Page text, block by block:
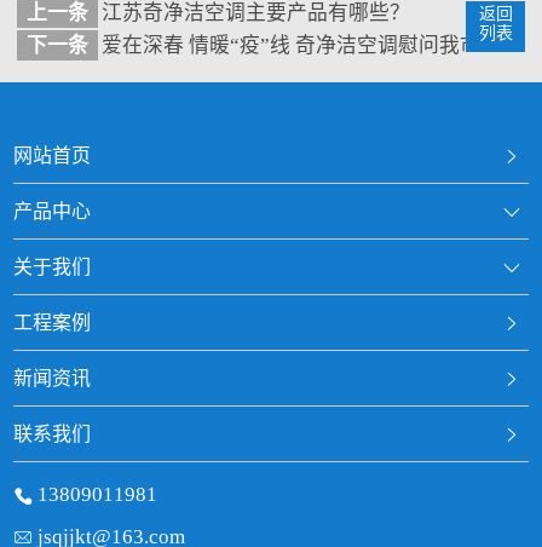
返回
列表
上一条
江苏奇净洁空调主要产品有哪些？
下一条
爱在深春 情暖“疫”线 奇净洁空调慰问我市抗疫
网站首页
产品中心
关于我们
工程案例
新闻资讯
联系我们
13809011981
jsqjjkt@163.com